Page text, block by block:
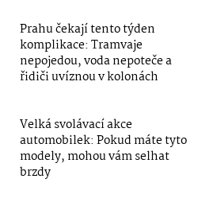
Prahu čekají tento týden
komplikace: Tramvaje
nepojedou, voda nepoteče a
řidiči uvíznou v kolonách
Velká svolávací akce
automobilek: Pokud máte tyto
modely, mohou vám selhat
brzdy